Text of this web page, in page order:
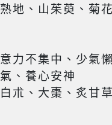
地、山茱萸、菊
力不集中、少氣
、養心安神
朮、大棗、炙甘